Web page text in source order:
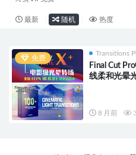
最新 随机 热度
免费
Transitions
Final Cut
线柔和光晕
8 月前